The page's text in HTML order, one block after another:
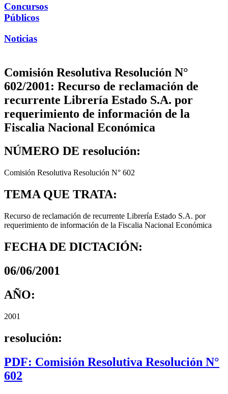
Concursos
Públicos
Noticias
Comisión Resolutiva Resolución N°
602/2001: Recurso de reclamación de
recurrente Librería Estado S.A. por
requerimiento de información de la
Fiscalia Nacional Económica
NÚMERO DE resolución:
Comisión Resolutiva Resolución N° 602
TEMA QUE TRATA:
Recurso de reclamación de recurrente Librería Estado S.A. por
requerimiento de información de la Fiscalia Nacional Económica
FECHA DE DICTACIÓN:
06/06/2001
AÑO:
2001
resolución:
PDF: Comisión Resolutiva Resolución N°
602